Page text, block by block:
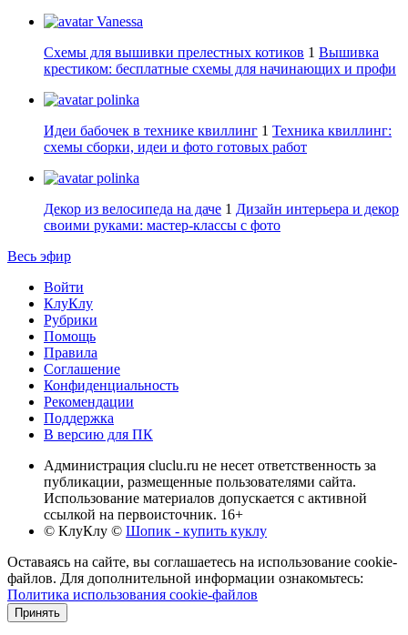
Vanessa
Схемы для вышивки прелестных котиков 1 Вышивка
крестиком: бесплатные схемы для начинающих и профи
polinka
Идеи бабочек в технике квиллинг 1 Техника квиллинг:
схемы сборки, идеи и фото готовых работ
polinka
Декор из велосипеда на даче 1 Дизайн интерьера и декор
своими руками: мастер-классы с фото
Весь эфир
Войти
КлуКлу
Рубрики
Помощь
Правила
Соглашение
Конфиденциальность
Рекомендации
Поддержка
В версию для ПК
Администрация cluclu.ru не несет ответственность за
публикации, размещенные пользователями сайта.
Использование материалов допускается с активной
ссылкой на первоисточник. 16+
© КлуКлу © Шопик - купить куклу
Оставаясь на сайте, вы соглашаетесь на использование cookie-
файлов. Для дополнительной информации ознакомьтесь:
Политика использования cookie-файлов
Принять